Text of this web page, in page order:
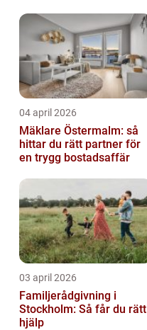
04 april 2026
Mäklare Östermalm: så
hittar du rätt partner för
en trygg bostadsaffär
03 april 2026
Familjerådgivning i
Stockholm: Så får du rätt
hjälp